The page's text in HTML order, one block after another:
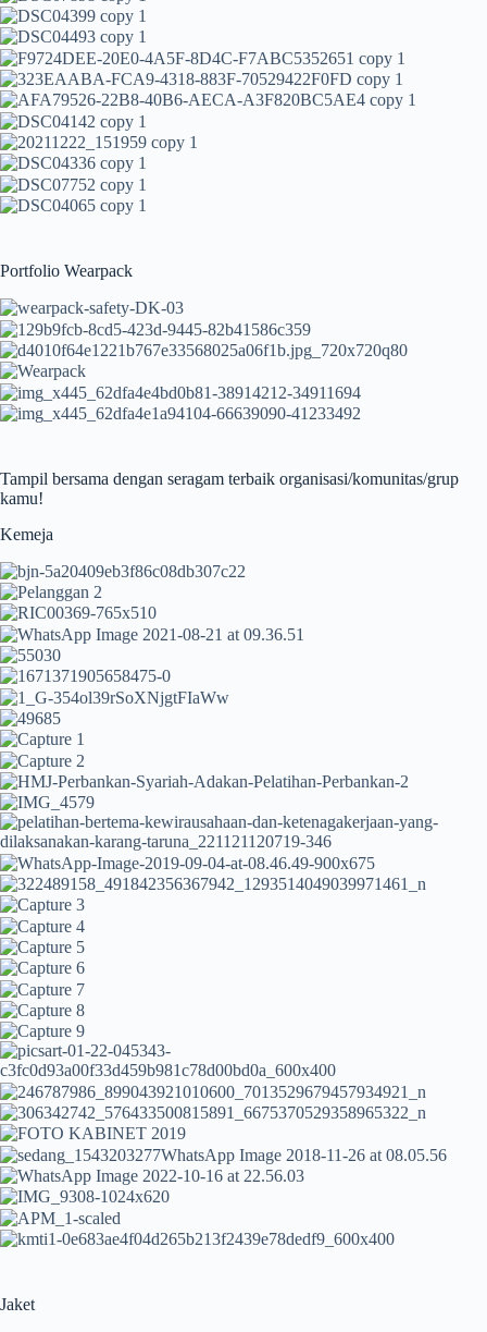
Portfolio Wearpack
Tampil bersama dengan seragam terbaik organisasi/komunitas/grup
kamu!
Kemeja
Jaket